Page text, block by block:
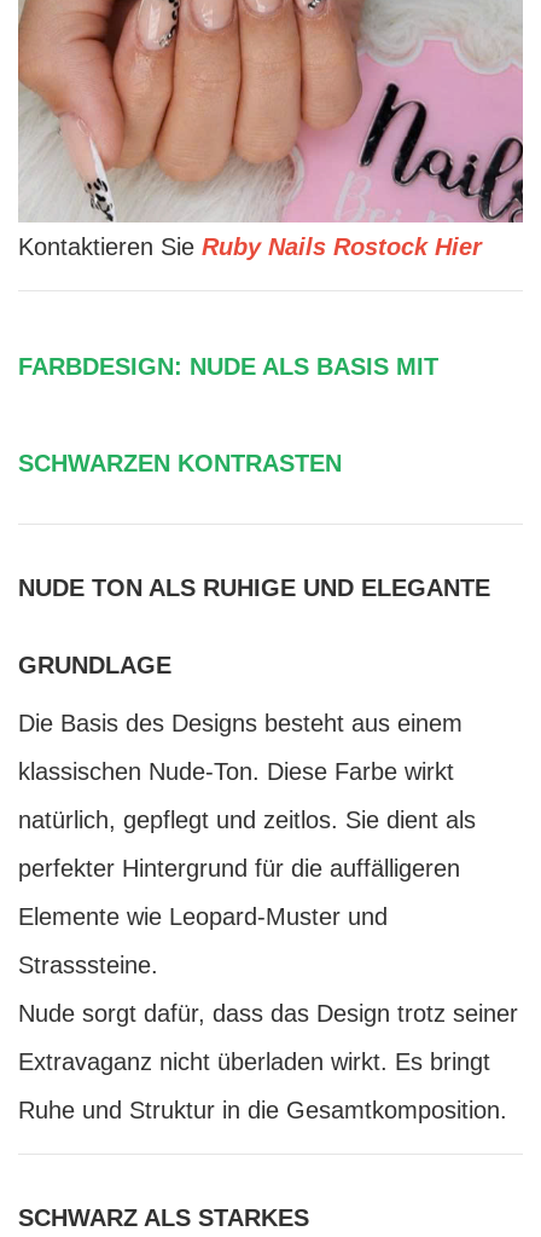
Kontaktieren Sie Ruby Nails Rostock Hier
FARBDESIGN: NUDE ALS BASIS MIT
SCHWARZEN KONTRASTEN
NUDE TON ALS RUHIGE UND ELEGANTE
GRUNDLAGE
Die Basis des Designs besteht aus einem
klassischen Nude-Ton. Diese Farbe wirkt
natürlich, gepflegt und zeitlos. Sie dient als
perfekter Hintergrund für die auffälligeren
Elemente wie Leopard-Muster und
Strasssteine.
Nude sorgt dafür, dass das Design trotz seiner
Extravaganz nicht überladen wirkt. Es bringt
Ruhe und Struktur in die Gesamtkomposition.
SCHWARZ ALS STARKES